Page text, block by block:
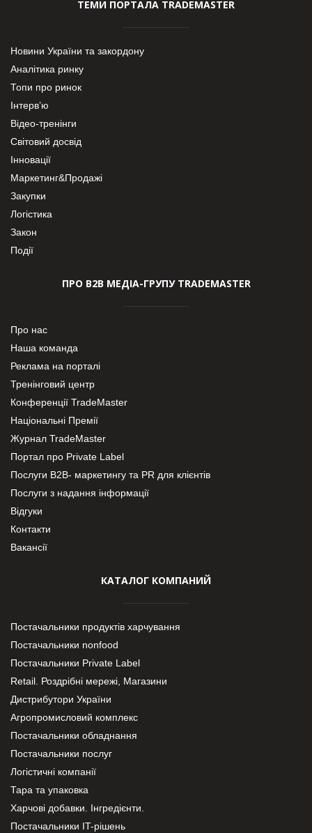
ТЕМИ ПОРТАЛА TRADEMASTER
Новини України та закордону
Аналітика ринку
Топи про ринок
Інтерв’ю
Відео-тренінги
Світовий досвід
Інновації
Маркетинг&Продажі
Закупки
Логістика
Закон
Події
ПРО В2В МЕДІА-ГРУПУ TRADEMASTER
Про нас
Наша команда
Реклама на порталі
Тренінговий центр
Конференції TradeMaster
Національні Премії
Журнал TradeMaster
Портал про Private Label
Послуги В2В- маркетингу та PR для клієнтів
Послуги з надання інформації
Відгуки
Контакти
Вакансії
КАТАЛОГ КОМПАНИЙ
Постачальники продуктів харчування
Постачальники nonfood
Постачальники Private Label
Retail. Роздрібні мережі, Магазини
Дистрибутори України
Агропромисловий комплекс
Постачальники обладнання
Постачальники послуг
Логістичні компанії
Тара та упаковка
Харчові добавки. Інгредієнти.
Постачальники IT-рішень